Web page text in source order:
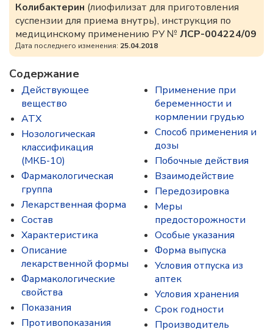
Колибактерин (лиофилизат для приготовления
суспензии для приема внутрь), инструкция по
медицинскому применению РУ № ЛСР-004224/09
Дата последнего изменения: 25.04.2018
Содержание
Действующее
вещество
ATX
Нозологическая
классификация
(МКБ-10)
Фармакологическая
группа
Лекарственная форма
Состав
Характеристика
Описание
лекарственной формы
Фармакологические
свойства
Показания
Противопоказания
Применение при
беременности и
кормлении грудью
Способ применения и
дозы
Побочные действия
Взаимодействие
Передозировка
Меры
предосторожности
Особые указания
Форма выпуска
Условия отпуска из
аптек
Условия хранения
Срок годности
Производитель